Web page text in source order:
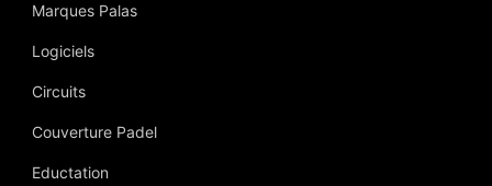
Marques Palas
Logiciels
Circuits
Couverture Padel
Eductation